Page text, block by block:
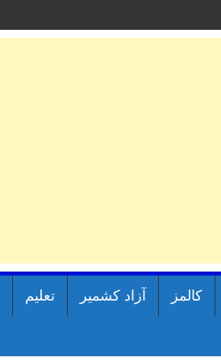
کالمز آزاد کشمیر تعلیم